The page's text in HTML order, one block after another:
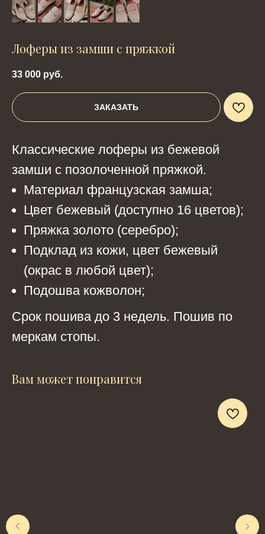
Лоферы из замши с пряжкой
33 000 руб.
ЗАКАЗАТЬ
Классические лоферы из бежевой
замши с позолоченной пряжкой.
Материал французская замша;
Цвет бежевый (доступно 16 цветов);
Пряжка золото (серебро);
Подклад из кожи, цвет бежевый
(окрас в любой цвет);
Подошва кожволон;
Срок пошива до 3 недель. Пошив по
меркам стопы.
Вам может понравится